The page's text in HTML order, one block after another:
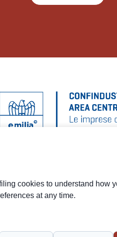
cookies to understand how
at any time.